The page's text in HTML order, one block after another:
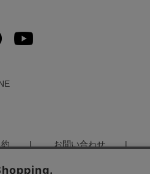
お問い合わせ